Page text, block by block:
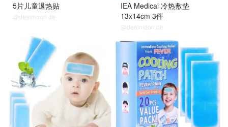
5片儿童退热贴
@dealmoon.de
IEA Medical 冷热敷垫
13x14cm 3件
@dealmoon.de